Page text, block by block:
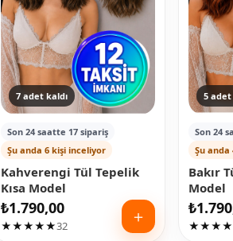
7 adet kaldı
Son 24 saatte 17 sipariş
Şu anda 6 kişi inceliyor
Kahverengi Tül Tepelik
Kısa Model
₺1.790,00
★★★★★32 ＋
5 adet
Son 24
Şu
Bakır
Model
₺